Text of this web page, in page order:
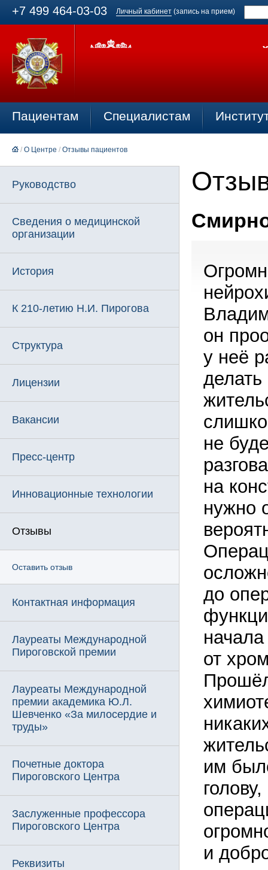
+7 499 464-03-03 Личный кабинет (запись на прием)
Пациентам Специалистам
/ О Центре / Отзывы пациентов
Руководство
Сведения о медицинской
организации
История
К 210-летию Н.И. Пирогова
Структура
Лицензии
Вакансии
Пресс-центр
Инновационные технологии
Отзывы
Оставить отзыв
Контактная информация
Лауреаты Международной
Пироговской премии
Лауреаты Международной
премии академика Ю.Л.
Шевченко «За милосердие и
труды»
Почетные доктора
Пироговского Центра
Заслуженные профессора
Пироговского Центра
Реквизиты
он
у неё
не
на
нужно
до
от
им
и